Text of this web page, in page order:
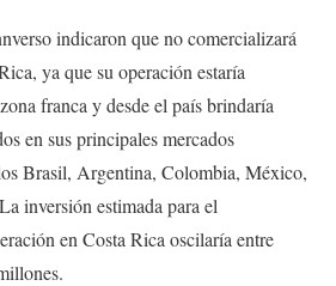
indicaron que no comercializará
ya que su operación estaría
franca y desde el país brindaría
en sus principales mercados
Brasil, Argentina, Colombia, México,
inversión estimada para el
en Costa Rica oscilaría entre